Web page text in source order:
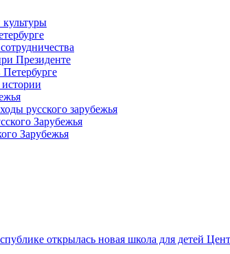
Президенте
русского зарубежья
Зарубежья
Зарубежья
открылась новая школа для детей